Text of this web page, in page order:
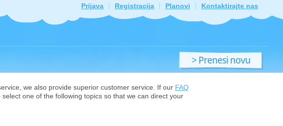
Prijava Registracija Planovi Kontaktirajte nas
> Prenesi novu
we also provide superior customer service. If our FAQ
one of the following topics so that we can direct your